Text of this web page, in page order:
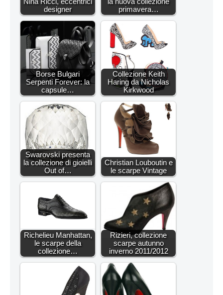
designer
primavera…
Borse Bulgari
Serpenti Forever: la
capsule…
Collezione Keith
Haring da Nicholas
Kirkwood
Swarovski presenta
la collezione di gioielli
Out of…
Christian Louboutin e
le scarpe Vintage
Richelieu Manhattan,
le scarpe della
collezione…
Rizieri, collezione
scarpe autunno
inverno 2011/2012